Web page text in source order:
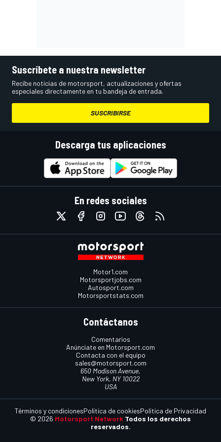
Suscríbete a nuestra newsletter
Recibe noticias de motorsport, actualizaciones y ofertas
especiales directamente en tu bandeja de entrada.
SUSCRIBIRSE
Descarga tus aplicaciones
En redes sociales
Motor1.com
Motorsportjobs.com
Autosport.com
Motorsportstats.com
Contáctanos
Comentarios
Anúnciate en Motorsport.com
Contacta con el equipo
sales@motorsport.com
650 Madison Avenue,
New York, NY 10022
USA
© 2026 Motorsport Network Todos los derechos
reservados.
Términos y condicionesPolítica de cookiesPolítica de Privacidad